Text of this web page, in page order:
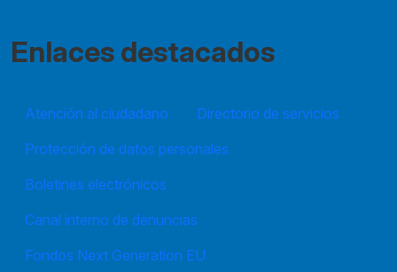
Enlaces destacados
Atención al ciudadano
Directorio de servicios
Protección de datos personales
Boletines electrónicos
Canal interno de denuncias
Fondos Next Generation EU